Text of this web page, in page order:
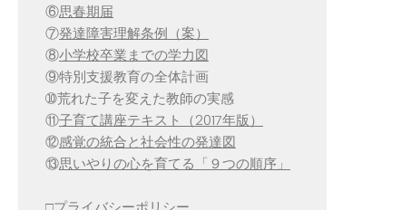
⑥思春期届
⑦発達障害理解条例（案）
⑧小学校卒業までの学力図
⑨特別支援教育の全体計画
➉荒れた子を変えた教師の実感
⑪子育て講座テキスト（2017年版）
⑫感覚の統合と社会性の発達図
⑬思いやりの心を育てる「９つの順序」